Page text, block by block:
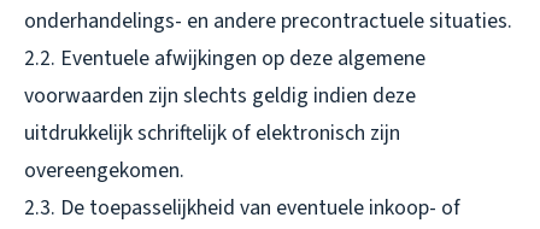
onderhandelings- en andere precontractuele situaties.
2.2. Eventuele afwijkingen op deze algemene
voorwaarden zijn slechts geldig indien deze
uitdrukkelijk schriftelijk of elektronisch zijn
overeengekomen.
2.3. De toepasselijkheid van eventuele inkoop- of